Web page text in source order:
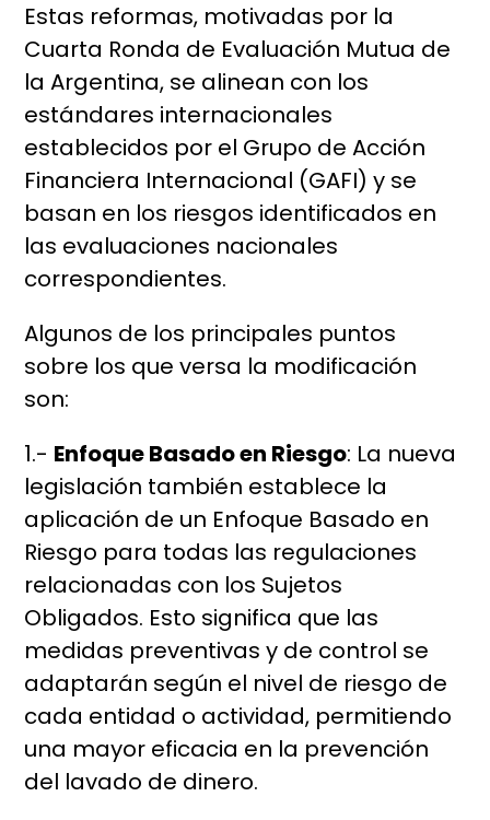
Estas reformas, motivadas por la
Cuarta Ronda de Evaluación Mutua de
la Argentina, se alinean con los
estándares internacionales
establecidos por el Grupo de Acción
Financiera Internacional (GAFI) y se
basan en los riesgos identificados en
las evaluaciones nacionales
correspondientes.
Algunos de los principales puntos
sobre los que versa la modificación
son:
1.- Enfoque Basado en Riesgo: La nueva
legislación también establece la
aplicación de un Enfoque Basado en
Riesgo para todas las regulaciones
relacionadas con los Sujetos
Obligados. Esto significa que las
medidas preventivas y de control se
adaptarán según el nivel de riesgo de
cada entidad o actividad, permitiendo
una mayor eficacia en la prevención
del lavado de dinero.